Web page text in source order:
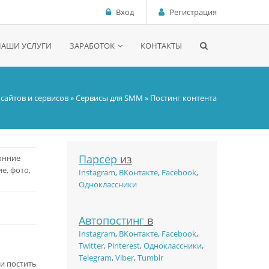
Вход Регистрация
УСЛУГИ ЗАРАБОТОК КОНТАКТЫ
и сервисов»Сервисы для SMM » Постинг контента
фото,
постить
Парсер из
Instagram, ВКонтакте, Facebook,
Одноклассники
Автопостинг в
Instagram, ВКонтакте, Facebook,
Twitter, Pinterest,Одноклассники,
Telegram,Viber,Tumblr